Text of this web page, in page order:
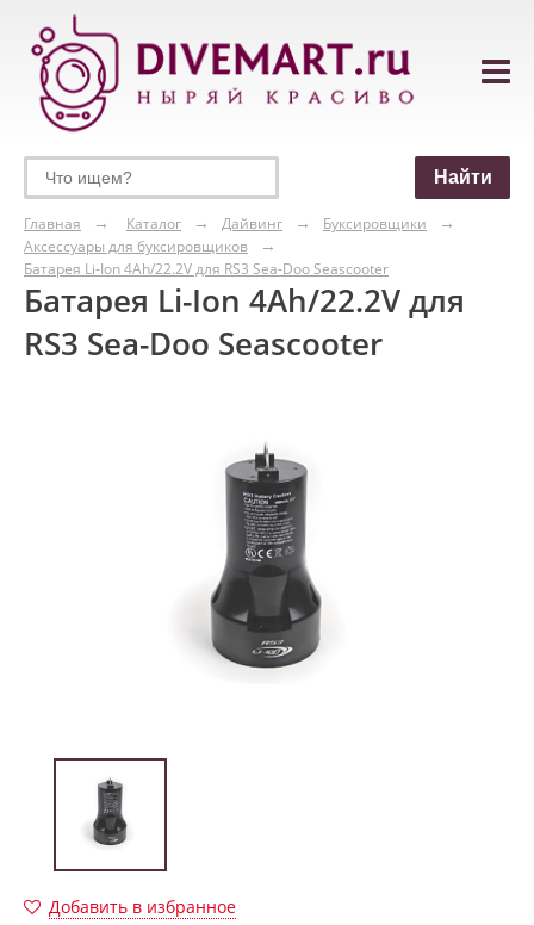
Главная Каталог Дайвинг
Буксировщики
Аксессуары для буксировщиков
Батарея Li-Ion 4Ah/22.2V для RS3 Sea-Doo Seascooter
Батарея Li-Ion 4Ah/22.2V для
RS3 Sea-Doo Seascooter
Добавить в избранное